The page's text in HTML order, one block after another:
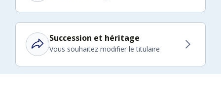
Succession et héritage
Vous souhaitez modifier le titulaire